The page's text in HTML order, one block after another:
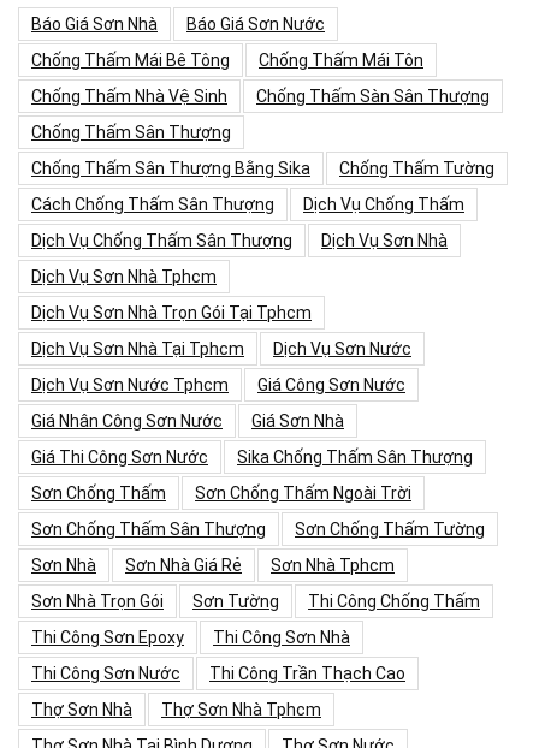
Báo Giá Sơn Nhà
Báo Giá Sơn Nước
Chống Thấm Mái Bê Tông
Chống Thấm Mái Tôn
Chống Thấm Nhà Vệ Sinh
Chống Thấm Sàn Sân Thượng
Chống Thấm Sân Thượng
Chống Thấm Sân Thượng Bằng Sika
Chống Thấm Tường
Cách Chống Thấm Sân Thượng
Dịch Vụ Chống Thấm
Dịch Vụ Chống Thấm Sân Thượng
Dịch Vụ Sơn Nhà
Dịch Vụ Sơn Nhà Tphcm
Dịch Vụ Sơn Nhà Trọn Gói Tại Tphcm
Dịch Vụ Sơn Nhà Tại Tphcm
Dịch Vụ Sơn Nước
Dịch Vụ Sơn Nước Tphcm
Giá Công Sơn Nước
Giá Nhân Công Sơn Nước
Giá Sơn Nhà
Giá Thi Công Sơn Nước
Sika Chống Thấm Sân Thượng
Sơn Chống Thấm
Sơn Chống Thấm Ngoài Trời
Sơn Chống Thấm Sân Thượng
Sơn Chống Thấm Tường
Sơn Nhà
Sơn Nhà Giá Rẻ
Sơn Nhà Tphcm
Sơn Nhà Trọn Gói
Sơn Tường
Thi Công Chống Thấm
Thi Công Sơn Epoxy
Thi Công Sơn Nhà
Thi Công Sơn Nước
Thi Công Trần Thạch Cao
Thợ Sơn Nhà
Thợ Sơn Nhà Tphcm